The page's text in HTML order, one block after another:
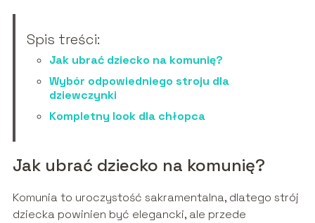
Spis treści:
Jak ubrać dziecko na komunię?
Wybór odpowiedniego stroju dla
dziewczynki
Kompletny look dla chłopca
Jak ubrać dziecko na komunię?
Komunia to uroczystość sakramentalna, dlatego strój
dziecka powinien być elegancki, ale przede